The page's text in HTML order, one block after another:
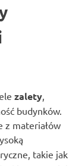
zalety
budynków.
z materiałów
takie jak